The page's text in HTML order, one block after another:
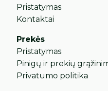
Pristatymas
Kontaktai
Prekės
Pristatymas
Pinigų ir prekių
Privatumo politika